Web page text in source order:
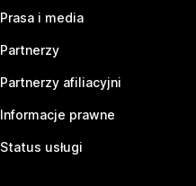
Prasa i media
Partnerzy
Partnerzy afiliacyjni
Informacje prawne
Status usługi